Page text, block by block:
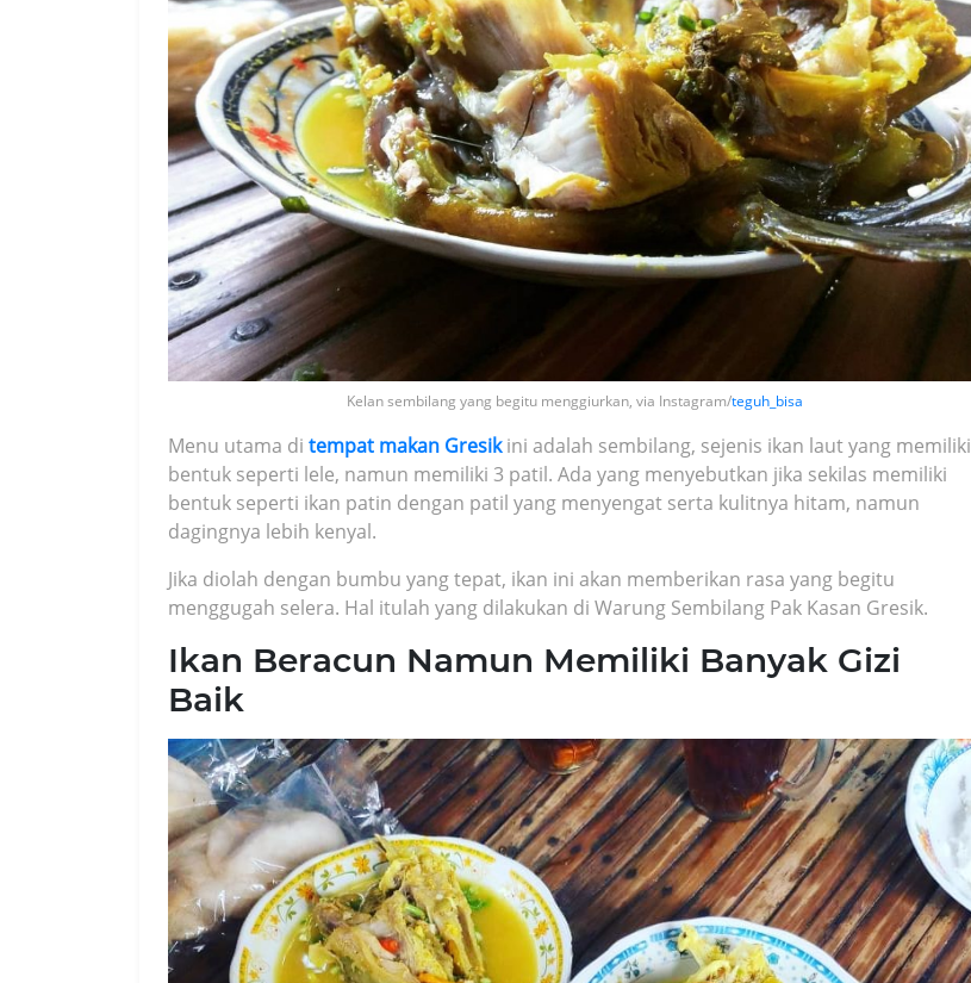
Kelan sembilang yang begitu menggiurkan, via Instagram/teguh_bisa
Menu utama di tempat makan Gresikini adalah sembilang, sejenis ikan laut yang memiliki
bentuk seperti lele, namun memiliki 3 patil. Ada yang menyebutkan jika sekilas memiliki
bentuk seperti ikan patin dengan patil yang menyengat serta kulitnya hitam, namun
dagingnya lebih kenyal.
Jika diolah dengan bumbu yang tepat, ikan ini akan memberikan rasa yang begitu
menggugah selera. Hal itulah yang dilakukan di Warung Sembilang Pak Kasan Gresik.
Ikan Beracun Namun Memiliki Banyak Gizi
Baik